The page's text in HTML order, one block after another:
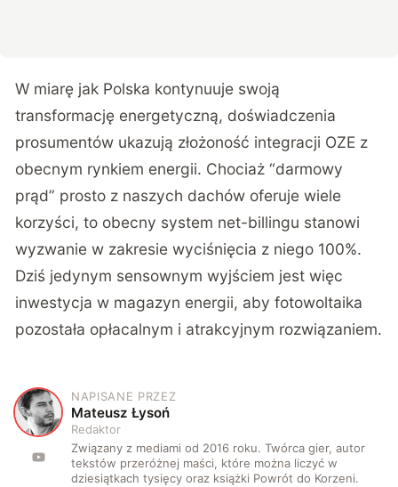
W miarę jak Polska kontynuuje swoją
transformację energetyczną, doświadczenia
prosumentów ukazują złożoność integracji OZE z
obecnym rynkiem energii. Chociaż “darmowy
prąd” prosto z naszych dachów oferuje wiele
korzyści, to obecny system net-billingu stanowi
wyzwanie w zakresie wyciśnięcia z niego 100%.
Dziś jedynym sensownym wyjściem jest więc
inwestycja w magazyn energii, aby fotowoltaika
pozostała opłacalnym i atrakcyjnym rozwiązaniem.
M
NAPISANE PRZEZ
Mateusz Łysoń
Redaktor
Związany z mediami od 2016 roku. Twórca gier, autor
tekstów przeróżnej maści, które można liczyć w
dziesiątkach tysięcy oraz książki Powrót do Korzeni.